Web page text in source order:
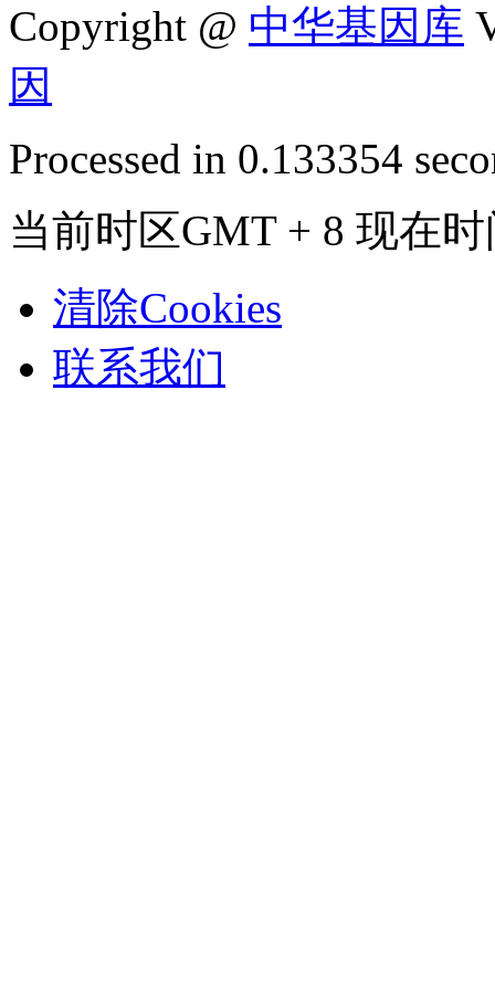
Copyright @ 中华基因库
因
Processed in 0.133354
当前时区GMT + 8 现在
清除Cookies
联系我们